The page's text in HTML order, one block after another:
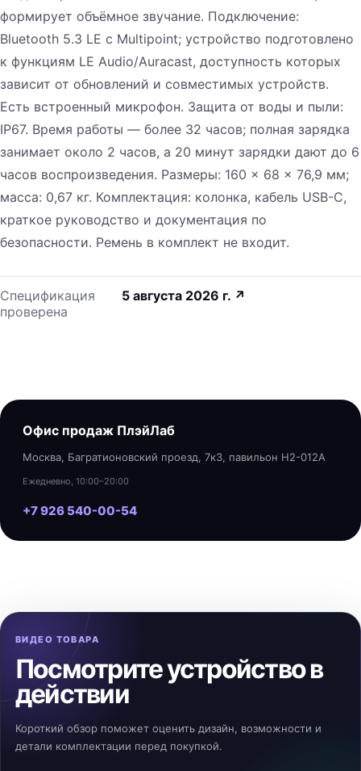
формирует объёмное звучание. Подключение:
Bluetooth 5.3 LE с Multipoint; устройство подготовлено
к функциям LE Audio/Auracast, доступность которых
зависит от обновлений и совместимых устройств.
Есть встроенный микрофон. Защита от воды и пыли:
IP67. Время работы — более 32 часов; полная зарядка
занимает около 2 часов, а 20 минут зарядки дают до 6
часов воспроизведения. Размеры: 160 × 68 × 76,9 мм;
масса: 0,67 кг. Комплектация: колонка, кабель USB-C,
краткое руководство и документация по
безопасности. Ремень в комплект не входит.
Спецификация
проверена
5 августа 2026 г. ↗
Офис продаж ПлэйЛаб
Москва, Багратионовский проезд, 7к3, павильон H2-012A
Ежедневно, 10:00–20:00
+7 926 540-00-54
ВИДЕО ТОВАРА
Посмотрите устройство в
действии
Короткий обзор поможет оценить дизайн, возможности и
детали комплектации перед покупкой.